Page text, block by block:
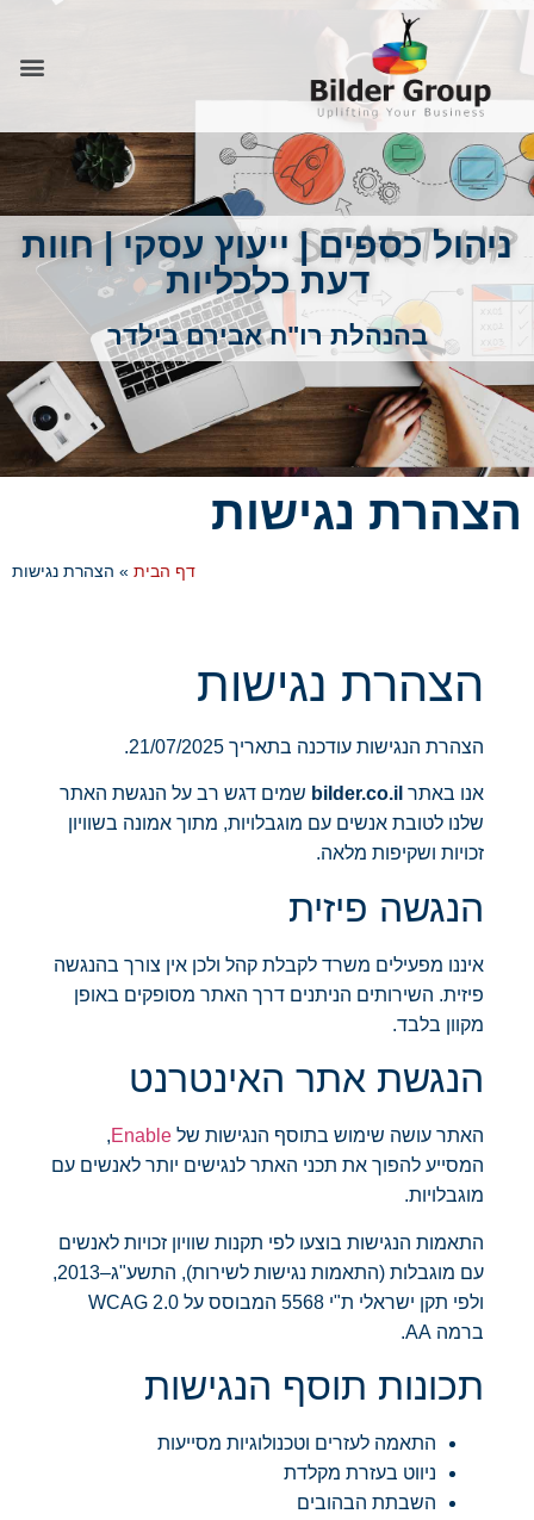
ניהול כספים | ייעוץ עסקי | חוות
דעת כלכליות
בהנהלת רו"ח אבירם בילדר
הצהרת נגישות
דף הבית » הצהרת נגישות
הצהרת נגישות
הצהרת הנגישות עודכנה בתאריך 21/07/2025.
אנו באתר bilder.co.il שמים דגש רב על הנגשת האתר
שלנו לטובת אנשים עם מוגבלויות, מתוך אמונה בשוויון
זכויות ושקיפות מלאה.
הנגשה פיזית
איננו מפעילים משרד לקבלת קהל ולכן אין צורך בהנגשה
פיזית. השירותים הניתנים דרך האתר מסופקים באופן
מקוון בלבד.
הנגשת אתר האינטרנט
האתר עושה שימוש בתוסף הנגישות של Enable
,
המסייע להפוך את תכני האתר לנגישים יותר לאנשים עם
מוגבלויות.
התאמות הנגישות בוצעו לפי תקנות שוויון זכויות לאנשים
עם מוגבלות (התאמות נגישות לשירות), התשע"ג–2013,
ולפי תקן ישראלי ת"י 5568 המבוסס על WCAG 2.0
ברמה AA.
תכונות תוסף הנגישות
התאמה לעזרים וטכנולוגיות מסייעות
ניווט בעזרת מקלדת
השבתת הבהובים